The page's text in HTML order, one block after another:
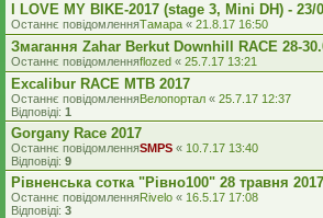
I LOVE MY BIKE-2017 (stage 3, Mini DH) - 23/
Останнє повідомленняТамара « 21.8.17 16:50
Змагання Zahar Berkut Downhill RACE 28-
Останнє повідомленняflozed « 25.7.17 13:21
Excalibur RACE MTB 2017
Останнє повідомленняВелопортал « 25.7.17 12:37
Відповіді: 1
Gorgany Race 2017
Останнє повідомленняSMPS « 10.7.17 13:40
Відповіді: 9
Рівненська сотка "Рівно100" 28 травня 2017
Останнє повідомленняRivelo « 16.5.17 17:08
Відповіді: 3